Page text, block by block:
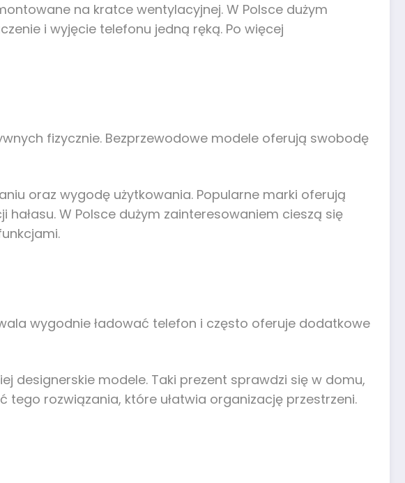
na kratce wentylacyjnej. W Polsce dużym
i wyjęcie telefonu jedną ręką. Po więcej
fizycznie. Bezprzewodowe modele oferują swobodę
oraz wygodę użytkowania. Popularne marki oferują
W Polsce dużym zainteresowaniem cieszą się
wygodnie ładować telefon i często oferuje dodatkowe
designerskie modele. Taki prezent sprawdzi się w domu,
rozwiązania, które ułatwia organizację przestrzeni.